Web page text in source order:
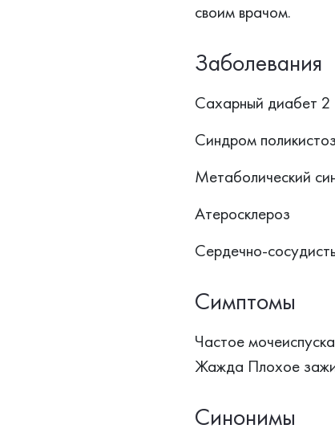
своим врачом.
Заболевания
Сахарный диабет 2
Синдром
Метаболический
Атеросклероз
Сердечно-
Симптомы
Частое
Жажда Плохое
Синонимы